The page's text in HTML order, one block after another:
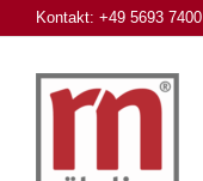
to
content
Kontakt: +49 5693 7400